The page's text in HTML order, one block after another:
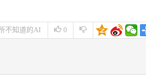
0
不知道的AI